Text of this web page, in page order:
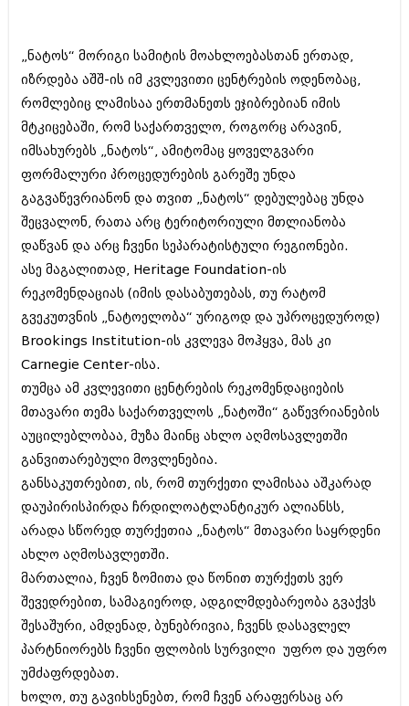
ავტორჩევები
ბელადები
ბიზნესსიახლეები
გვარები
თემიდას სასწორი
იუმორი
კალეიდოსკოპი
ჰოროსკოპი და შეუცნობელი
კრიმინალი
სახალისო ამბები
შოუბიზნესი
დაიჯესტი
ქალი და მამაკაცი
ისტორია
სხვადასხვა
ანონსი
არქივი
აგვისტო 2018 (162)
ივლისი 2018 (223)
გვარები
თემიდას სასწორი
იუმორი
კალეიდოსკოპი
ჰოროსკოპი და შეუცნობელი
კრიმინალი
რომანი და დეტექტივი
სახალისო ამბები
შოუბიზნესი
დაიჯესტი
ქალი და მამაკაცი
ისტორია
სხვადასხვა
ანონსი
არქივი
ნოემბერი 2020 (103)
ოქტომბერი 2020 (209)
სექტემბერი 2020 (204)
აგვისტო 2020 (249)
ივლისი 2020 (204)
ივნისი 2020 (249)
„ნატოს“ მორიგი სამიტის მოახლოებასთან ერთად,
იზრდება აშშ-ის იმ კვლევითი ცენტრების ოდენობაც,
რომლებიც ლამისაა ერთმანეთს ეჯიბრებიან იმის
მტკიცებაში, რომ საქართველო, როგორც არავინ,
იმსახურებს „ნატოს“, ამიტომაც ყოველგვარი
ფორმალური პროცედურების გარეშე უნდა
გაგვაწევრიანონ და თვით „ნატოს“ დებულებაც უნდა
შეცვალონ, რათა არც ტერიტორიული მთლიანობა
დაწვან და არც ჩვენი სეპარატისტული რეგიონები.
ასე მაგალითად, Heritage Foundation-ის
რეკომენდაციას (იმის დასაბუთებას, თუ რატომ
გვეკუთვნის „ნატოელობა“ ურიგოდ და უპროცედუროდ)
Brookings Institution-ის კვლევა მოჰყვა, მას კი
Carnegie Center-ისა.
თუმცა ამ კვლევითი ცენტრების რეკომენდაციების
მთავარი თემა საქართველოს „ნატოში“ გაწევრიანების
აუცილებლობაა, მუზა მაინც ახლო აღმოსავლეთში
განვითარებული მოვლენებია.
განსაკუთრებით, ის, რომ თურქეთი ლამისაა აშკარად
დაუპირისპირდა ჩრდილოატლანტიკურ ალიანსს,
არადა სწორედ თურქეთია „ნატოს“ მთავარი საყრდენი
ახლო აღმოსავლეთში.
მართალია, ჩვენ ზომითა და წონით თურქეთს ვერ
შევედრებით, სამაგიეროდ, ადგილმდებარეობა გვაქვს
შესაშური, ამდენად, ბუნებრივია, ჩვენს დასავლელ
პარტნიორებს ჩვენი ფლობის სურვილი უფრო და უფრო
უმძაფრდებათ.
ხოლო, თუ გავიხსენებთ, რომ ჩვენ არაფერსაც არ